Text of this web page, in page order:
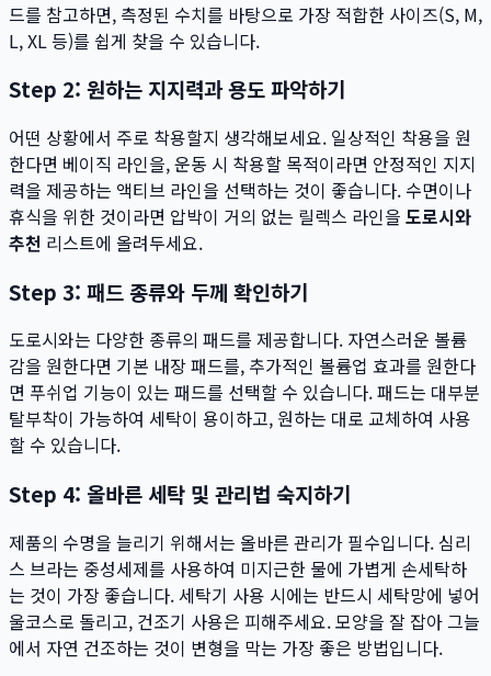
드를 참고하면, 측정된 수치를 바탕으로 가장 적합한 사이즈(S, M,
L, XL 등)를 쉽게 찾을 수 있습니다.
Step 2: 원하는 지지력과 용도 파악하기
어떤 상황에서 주로 착용할지 생각해보세요. 일상적인 착용을 원
한다면 베이직 라인을, 운동 시 착용할 목적이라면 안정적인 지지
력을 제공하는 액티브 라인을 선택하는 것이 좋습니다. 수면이나
휴식을 위한 것이라면 압박이 거의 없는 릴렉스 라인을 도로시와
추천 리스트에 올려두세요.
Step 3: 패드 종류와 두께 확인하기
도로시와는 다양한 종류의 패드를 제공합니다. 자연스러운 볼륨
감을 원한다면 기본 내장 패드를, 추가적인 볼륨업 효과를 원한다
면 푸쉬업 기능이 있는 패드를 선택할 수 있습니다. 패드는 대부분
탈부착이 가능하여 세탁이 용이하고, 원하는 대로 교체하여 사용
할 수 있습니다.
Step 4: 올바른 세탁 및 관리법 숙지하기
제품의 수명을 늘리기 위해서는 올바른 관리가 필수입니다. 심리
스 브라는 중성세제를 사용하여 미지근한 물에 가볍게 손세탁하
는 것이 가장 좋습니다. 세탁기 사용 시에는 반드시 세탁망에 넣어
울코스로 돌리고, 건조기 사용은 피해주세요. 모양을 잘 잡아 그늘
에서 자연 건조하는 것이 변형을 막는 가장 좋은 방법입니다.